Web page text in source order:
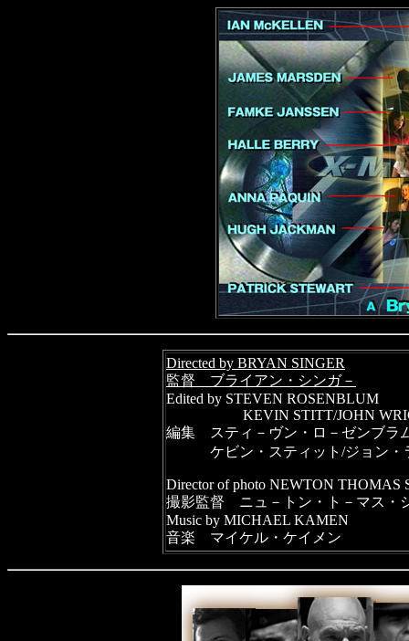
Directed by BRYAN SINGER
監督 ブライアン・シンガ－
Edited by STEVEN ROSENBLUM
KEVIN STITT/JOHN
編集 スティ－ヴン・ロ－ゼンブラ
ケビン・スティット/ジョン
Director of photo NEWTON THOMAS
撮影監督 ニュ－トン・ト－マス・
Music by MICHAEL KAMEN
音楽 マイケル・ケイメン